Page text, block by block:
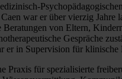
war er über vierzig Jahre
Beratungen von Eltern,
Gespräche
er in Supervision für klinische
Praxis für spezialisierte